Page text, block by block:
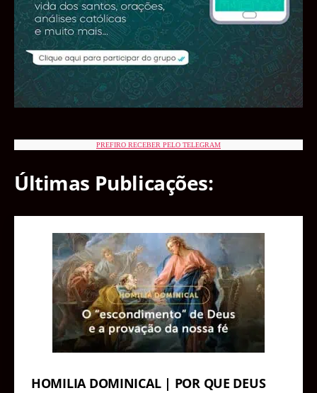
PREFIRO RECEBER PELO TELEGRAM
Últimas Publicações:
HOMILIA DOMINICAL | POR QUE DEUS